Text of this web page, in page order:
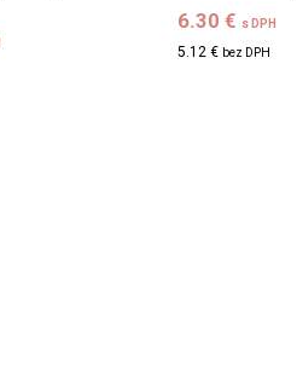
6.30 € s DPH
5.12 € bez DPH